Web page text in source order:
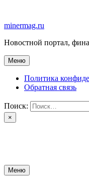
содержимому
minermag.ru
Новостной портал,
Меню
Политика
Обратная связь
Поиск:
×
Меню